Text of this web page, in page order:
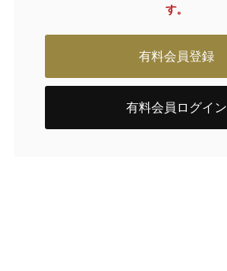
す。
有料会員登録
有料会員ログイン